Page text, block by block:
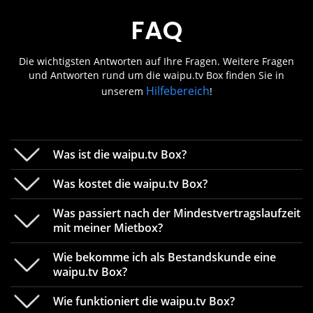
FAQ
Die wichtigsten Antworten auf Ihre Fragen. Weitere Fragen
und Antworten rund um die waipu.tv Box finden Sie in
unserem Hilfebereich!
Was ist die waipu.tv Box?
Mit der waipu.tv Box wird Ihr Fernseher zum
Smart-TV. Über die Box erhalten Sie einen
einfachen Zugang zu unzähligen Fernsehsendern
und zahlreichen weiteren Streaming-Apps. Alles in
bester Qualität und ganz einfach über Ihren
vorhandenen Internetanschluss. Ihr TV benötigt
Was kostet die waipu.tv Box?
Die waipu.tv Box kostet im Einzelkauf 129,99 € zzgl.
Versandkosten von 4,99 €. Bestandskunden mit
Kombination mit Netflix, HBO Max, Disney+, WOW,
Was passiert nach der Mindestvertragslaufzeit
mit meiner Mietbox?
Das Perfect Plus mit waipu.tv Box Kombi-Angebot
Wie bekomme ich als Bestandskunde eine
waipu.tv Box?
Wie funktioniert die waipu.tv Box?